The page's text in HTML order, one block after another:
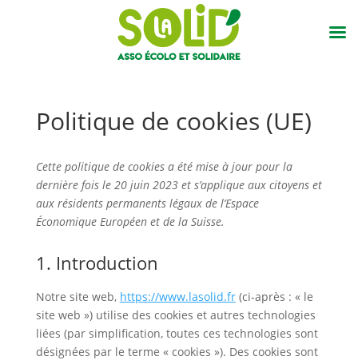
Politique de cookies (UE)
Cette politique de cookies a été mise à jour pour la
dernière fois le 20 juin 2023 et s’applique aux citoyens et
aux résidents permanents légaux de l’Espace
Économique Européen et de la Suisse.
1. Introduction
Notre site web, https://www.lasolid.fr(ci-après : « le
site web ») utilise des cookies et autres technologies
liées (par simplification, toutes ces technologies sont
désignées par le terme « cookies »). Des cookies sont